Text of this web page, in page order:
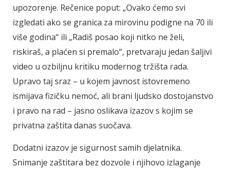
upozorenje. Rečenice poput: „Ovako ćemo svi
izgledati ako se granica za mirovinu podigne na 70 ili
više godina“ ili „Radiš posao koji nitko ne želi,
riskiraš, a plaćen si premalo“, pretvaraju jedan šaljivi
video u ozbiljnu kritiku modernog tržišta rada.
Upravo taj sraz – u kojem javnost istovremeno
ismijava fizičku nemoć, ali brani ljudsko dostojanstvo
i pravo na rad – jasno oslikava izazov s kojim se
privatna zaštita danas suočava.
Dodatni izazov je sigurnost samih djelatnika.
Snimanje zaštitara bez dozvole i njihovo izlaganje